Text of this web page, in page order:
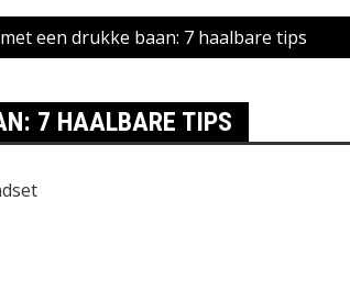
een drukke baan: 7 haalbare tips
7 HAALBARE TIPS